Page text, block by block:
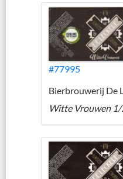
#77995
Bierbrouwerij De
Witte Vrouwen 1/